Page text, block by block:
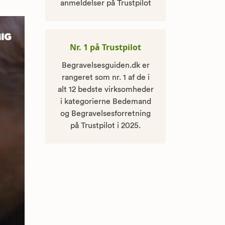
anmeldelser på Trustpilot
Nr. 1 på Trustpilot
Begravelsesguiden.dk er
rangeret som nr. 1 af de i
alt 12 bedste virksomheder
i kategorierne Bedemand
og Begravelsesforretning
på Trustpilot i 2025.